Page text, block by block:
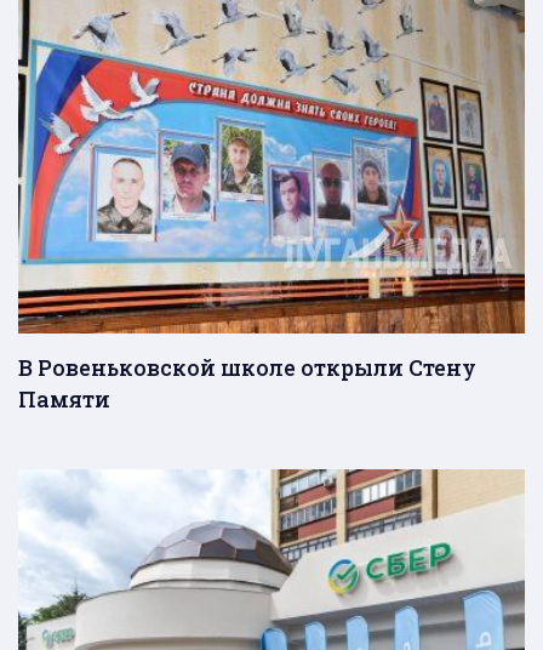
В Ровеньковской школе открыли Стену
Памяти